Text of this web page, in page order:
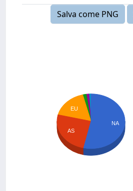
Salva come PNG
EU
AS
NA